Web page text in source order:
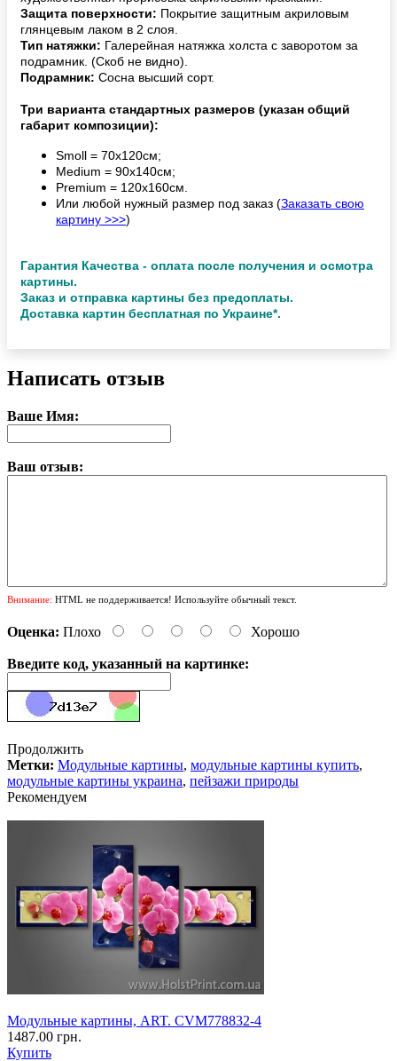
Защита поверхности: Покрытие защитным акриловым
глянцевым лаком в 2 слоя.
Тип натяжки: Галерейная натяжка холста с заворотом за
подрамник. (Скоб не видно).
Подрамник: Сосна высший сорт.
Три варианта стандартных размеров (указан общий
габарит композиции):
Smoll = 70х120см;
Medium = 90х140см;
Premium = 120х160см.
Или любой нужный размер под заказ (Заказать свою
картину >>>)
Гарантия Качества - оплата после получения и осмотра
картины.
Заказ и отправка картины без предоплаты.
Доставка картин бесплатная по Украине*.
Написать отзыв
Ваше Имя:
Ваш отзыв:
Внимание: HTML не поддерживается! Используйте обычный текст.
Оценка: Плохо Хорошо
Введите код, указанный на картинке:
Продолжить
Метки: Модульные картины, модульные картины купить,
модульные картины украина, пейзажи природы
Рекомендуем
Модульные картины, ART. CVM778832-4
1487.00 грн.
Купить